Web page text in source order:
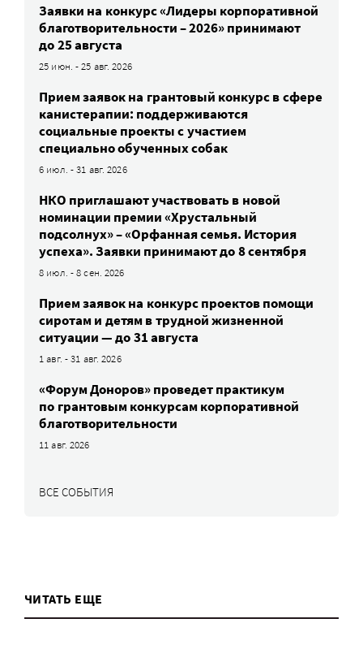
Заявки на конкурс «Лидеры корпоративной
благотворительности – 2026» принимают
до 25 августа
25 июн. - 25 авг. 2026
Прием заявок на грантовый конкурс в сфере
канистерапии: поддерживаются
социальные проекты с участием
специально обученных собак
6 июл. - 31 авг. 2026
НКО приглашают участвовать в новой
номинации премии «Хрустальный
подсолнух» – «Орфанная семья. История
успеха». Заявки принимают до 8 сентября
8 июл. - 8 сен. 2026
Прием заявок на конкурс проектов помощи
сиротам и детям в трудной жизненной
ситуации — до 31 августа
1 авг. - 31 авг. 2026
«Форум Доноров» проведет практикум
по грантовым конкурсам корпоративной
благотворительности
11 авг. 2026
ВСЕ СОБЫТИЯ
ЧИТАТЬ ЕЩЕ